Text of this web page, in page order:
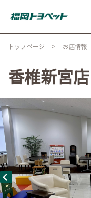
トップページ お店情報
香椎新宮店